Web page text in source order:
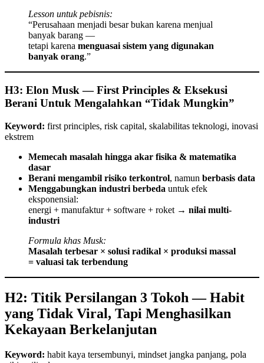
Lesson untuk pebisnis:
“Perusahaan menjadi besar bukan karena menjual
banyak barang —
tetapi karena menguasai sistem yang digunakan
banyak orang.”
H3: Elon Musk — First Principles & Eksekusi
Berani Untuk Mengalahkan “Tidak Mungkin”
Keyword: first principles, risk capital, skalabilitas teknologi, inovasi
ekstrem
Memecah masalah hingga akar fisika & matematika
dasar
Berani mengambil risiko terkontrol, namun berbasis data
Menggabungkan industri berbeda untuk efek
eksponensial:
energi + manufaktur + software + roket → nilai multi-
industri
Formula khas Musk:
Masalah terbesar × solusi radikal × produksi massal
= valuasi tak terbendung
H2: Titik Persilangan 3 Tokoh — Habit
yang Tidak Viral, Tapi Menghasilkan
Kekayaan Berkelanjutan
Keyword: habit kaya tersembunyi, mindset jangka panjang, pola